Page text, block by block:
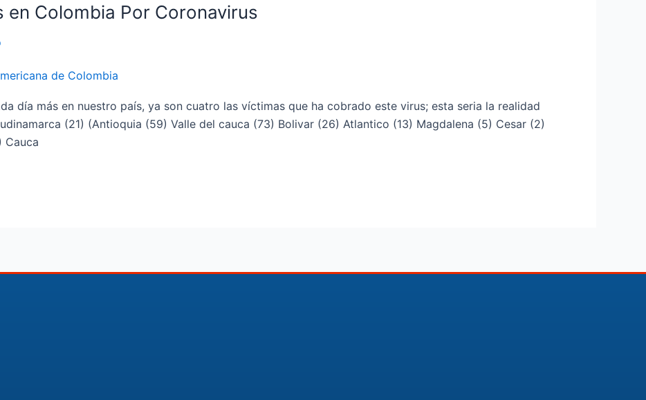
Colombia Por Coronavirus
de Colombia
día más en nuestro país, ya son cuatro las víctimas que ha cobrado este virus; esta seria la realidad
(21) (Antioquia (59) Valle del cauca (73) Bolivar (26) Atlantico (13) Magdalena (5) Cesar (2)
Cauca